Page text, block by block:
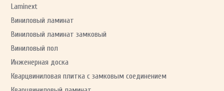
Laminext
Виниловый ламинат
Виниловый ламинат замковый
Виниловый пол
Инженерная доска
Кварцвиниловая плитка с замковым соединением